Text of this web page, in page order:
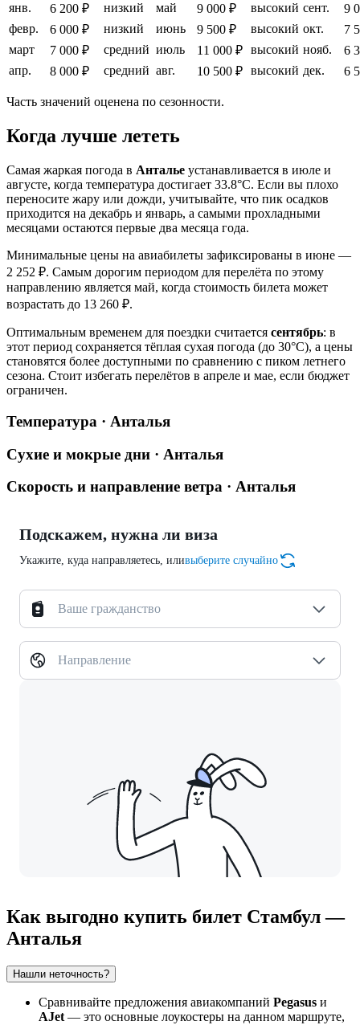
янв.
6 200 ₽ низкий май 9 000 ₽ высокий сент.
9
февр.
6 000 ₽ низкий июнь 9 500 ₽ высокий окт.
7
март
7 000 ₽ средний июль 11 000 ₽ высокий нояб.
6
апр.
8 000 ₽ средний авг. 10 500 ₽ высокий дек. 6
Часть значений оценена по сезонности.
Когда лучше лететь
Самая жаркая погода в Анталье устанавливается в июле и
августе, когда температура достигает 33.8°C. Если вы плохо
переносите жару или дожди, учитывайте, что пик осадков
приходится на декабрь и январь, а самыми прохладными
месяцами остаются первые два месяца года.
Минимальные цены на авиабилеты зафиксированы в июне —
2 252 ₽. Самым дорогим периодом для перелёта по этому
направлению является май, когда стоимость билета может
возрастать до 13 260 ₽.
Оптимальным временем для поездки считается сентябрь: в
этот период сохраняется тёплая сухая погода (до 30°C), а цены
становятся более доступными по сравнению с пиком летнего
сезона. Стоит избегать перелётов в апреле и мае, если бюджет
ограничен.
Температура · Анталья
Сухие и мокрые дни · Анталья
Скорость и направление ветра · Анталья
Подскажем, нужна ли виза
Укажите, куда направляетесь, иливыберите случайно
Ваше гражданство
Направление
Как выгодно купить билет Стамбул —
Анталья
Нашли неточность?
Сравнивайте предложения авиакомпаний Pegasus и
AJet — это основные лоукостеры на данном маршруте,